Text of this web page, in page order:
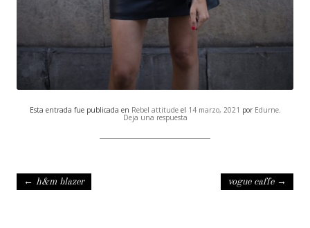
Esta entrada fue publicada en Rebel attitudeel 14 marzo, 2021 por Edurne.
Deja una respuesta
Navegación de entradas
← h&m blazer vogue caffe →